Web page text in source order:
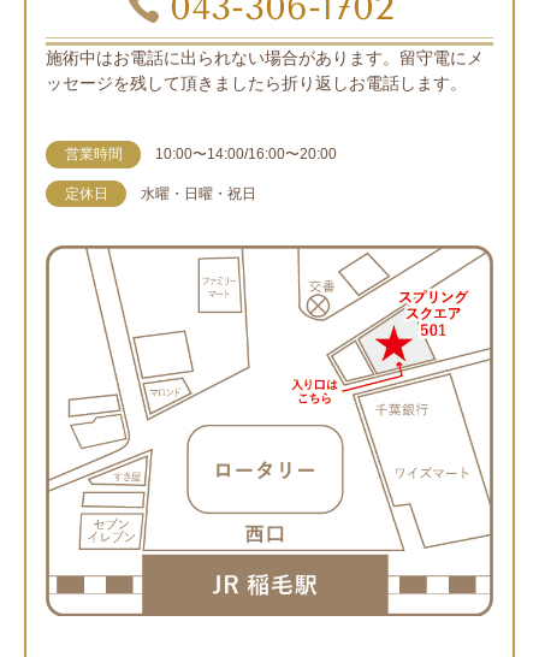
施術中はお電話に出られない場合があります。留守電にメ
ッセージを残して頂きましたら折り返しお電話します。
営業時間 10:00〜14:00/16:00〜20:00
定休日 水曜・日曜・祝日